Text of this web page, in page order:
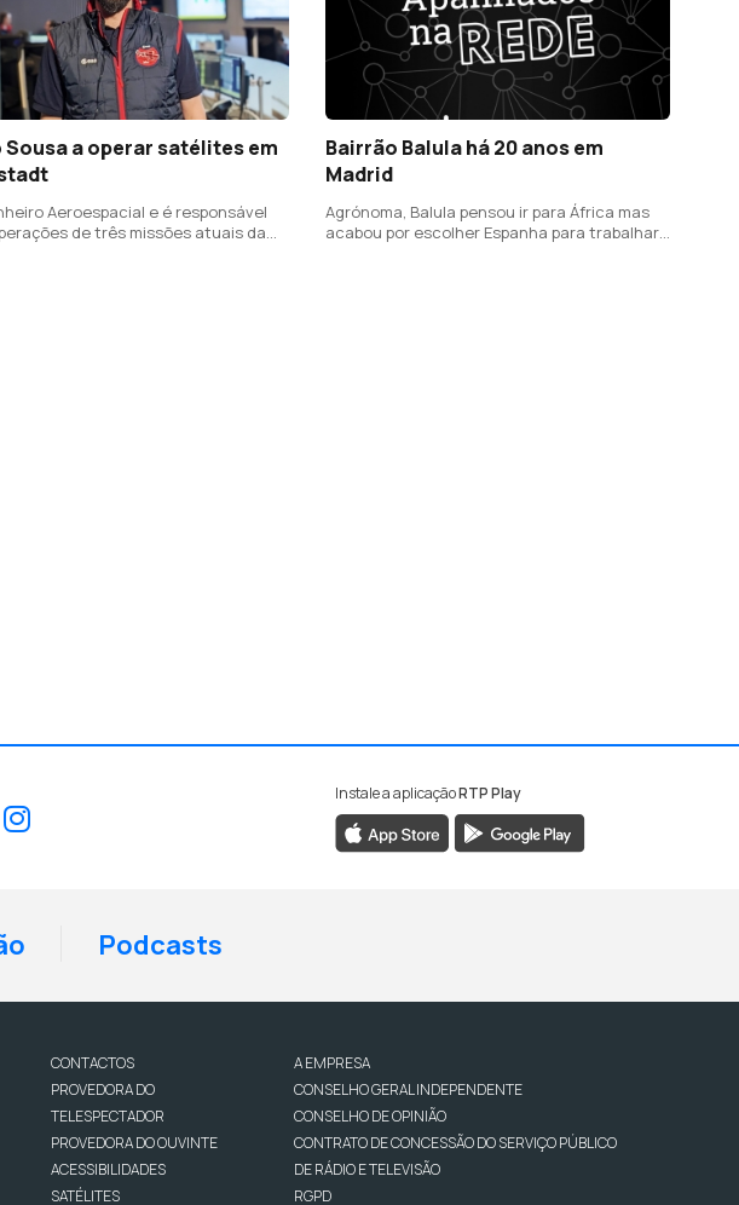
Sousa a operar satélites em
Aeroespacial e é responsável
de três missões atuais da
Bairrão Balula há 20 anos em
Madrid
Agrónoma, Balula pensou ir para África mas
acabou por escolher Espanha para trabalhar
Facebook
Instagram
Instale a aplicaçãoRTP Play
Podcasts
CONTACTOS
PROVEDORA DO
TELESPECTADOR
PROVEDORA DO OUVINTE
ACESSIBILIDADES
SATÉLITES
A EMPRESA
CONSELHO GERAL INDEPENDENTE
CONSELHO DE OPINIÃO
CONTRATO DE CONCESSÃO DO SERVIÇO PÚBLICO
DE RÁDIO E TELEVISÃO
RGPD